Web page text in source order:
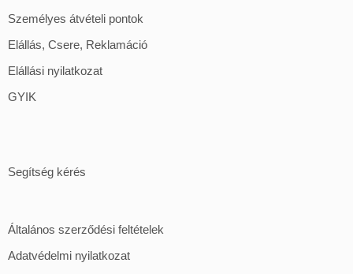
Személyes átvételi pontok
Elállás, Csere, Reklamáció
Elállási nyilatkozat
GYIK
Segítség kérés
Általános szerződési feltételek
Adatvédelmi nyilatkozat